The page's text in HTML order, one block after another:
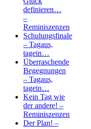
definieren…
–
Reminiszenzen
Schulungsfinale
– Tagaus,
tagein…
Überraschende
Begegnungen
– Tagaus,
tagein…
Kein Tag wie
der andere! –
Reminiszenzen
Der Plan! –